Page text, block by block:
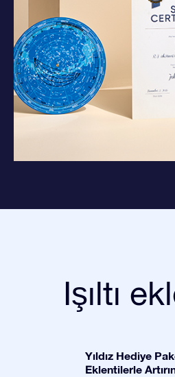
Işıltı
Yıldız Hediye
Eklentilerle